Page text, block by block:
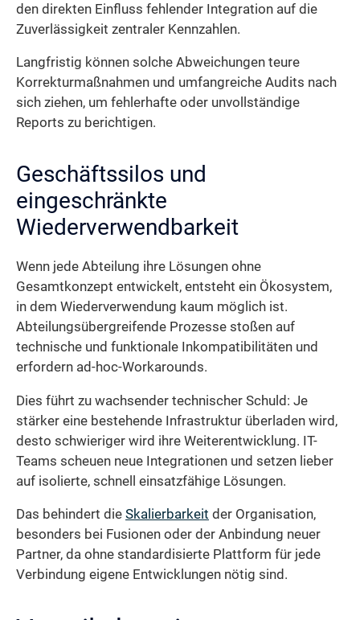
den direkten Einfluss fehlender Integration auf die
Zuverlässigkeit zentraler Kennzahlen.
Langfristig können solche Abweichungen teure
Korrekturmaßnahmen und umfangreiche Audits nach
sich ziehen, um fehlerhafte oder unvollständige
Reports zu berichtigen.
Geschäftssilos und
eingeschränkte
Wiederverwendbarkeit
Wenn jede Abteilung ihre Lösungen ohne
Gesamtkonzept entwickelt, entsteht ein Ökosystem,
in dem Wiederverwendung kaum möglich ist.
Abteilungsübergreifende Prozesse stoßen auf
technische und funktionale Inkompatibilitäten und
erfordern ad-hoc-Workarounds.
Dies führt zu wachsender technischer Schuld: Je
stärker eine bestehende Infrastruktur überladen wird,
desto schwieriger wird ihre Weiterentwicklung. IT-
Teams scheuen neue Integrationen und setzen lieber
auf isolierte, schnell einsatzfähige Lösungen.
Das behindert die Skalierbarkeit der Organisation,
besonders bei Fusionen oder der Anbindung neuer
Partner, da ohne standardisierte Plattform für jede
Verbindung eigene Entwicklungen nötig sind.